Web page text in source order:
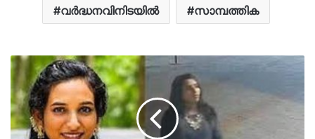
വർദ്ധനവിനിടയിൽ സാമ്പത്തിക